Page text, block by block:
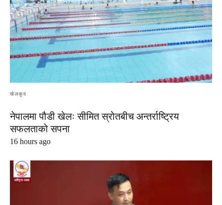
खेलकुद
नेपालमा पौडी खेलः सीमित स्रोतबीच अन्तर्राष्ट्रिय
सफलताको सपना
16 hours ago